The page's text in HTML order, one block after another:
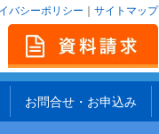
バシーポリシー サイトマップ
お問合せ・お申込み